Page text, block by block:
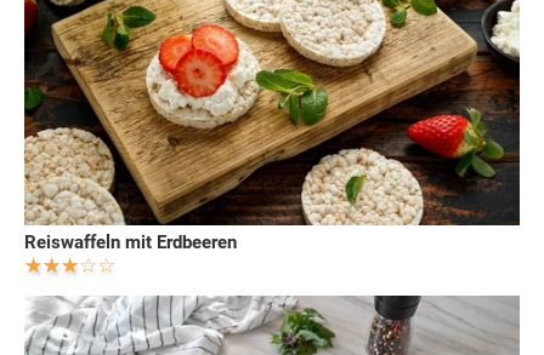
Reiswaffeln mit Erdbeeren